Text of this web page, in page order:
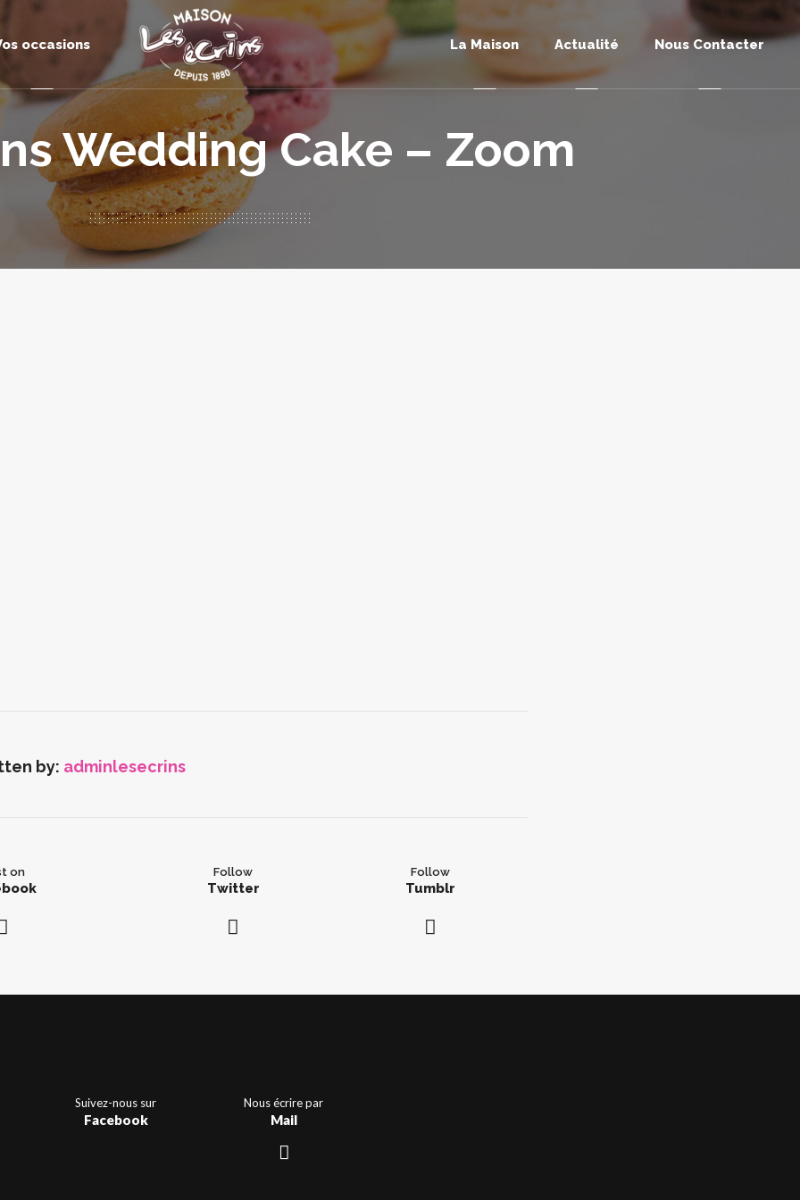
occasions La Maison Actualité Nous Contacter
Wedding Cake – Zoom
by: adminlesecrins
on Follow
Twitter
Follow
Tumblr
Suivez-nous sur
Facebook
Nous écrire par
Mail